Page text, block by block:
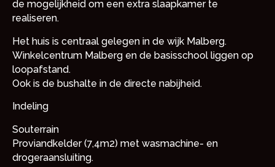
de mogelijkheid om een extra slaapkamer te
realiseren.
Het huis is centraal gelegen in de wijk Malberg.
Winkelcentrum Malberg en de basisschool liggen op
loopafstand.
Ook is de bushalte in de directe nabijheid.
Indeling
Souterrain
Proviandkelder (7,4m2) met wasmachine- en
drogeraansluiting.